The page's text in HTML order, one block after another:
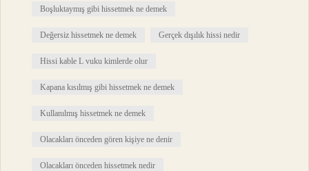
Boşluktaymış gibi hissetmek ne demek
Değersiz hissetmek ne demek Gerçek dışılık hissi nedir
Hissi kable L vuku kimlerde olur
Kapana kısılmış gibi hissetmek ne demek
Kullanılmış hissetmek ne demek
Olacakları önceden gören kişiye ne denir
Olacakları önceden hissetmek nedir